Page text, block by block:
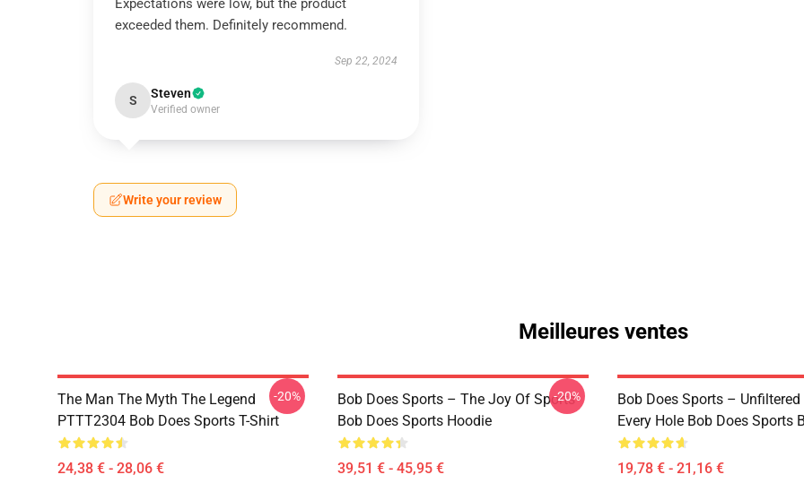
Expectations were low, but the product
exceeded them. Definitely recommend.
Sep 22, 2024
S Steven
Verified owner
Write your review
Meilleures ventes
The Man The Myth The Legend
PTTT2304 Bob Does Sports T-Shirt
24,38 € - 28,06 €
-20%
Bob Does Sports – The Joy Of Sports
Bob Does Sports Hoodie
39,51 € - 45,95 €
-20%
Bob Does Sports – Unfiltered
Every Hole Bob Does Sports
19,78 € - 21,16 €